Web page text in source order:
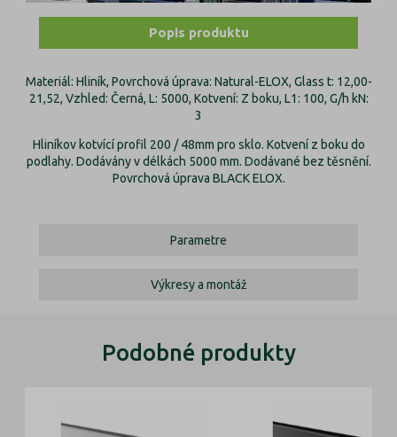
Popis produktu
Materiál: Hliník, Povrchová úprava: Natural-ELOX, Glass t: 12,00-
21,52, Vzhled: Černá, L: 5000, Kotvení: Z boku, L1: 100, G/h kN:
3
Hliníkov kotvící profil 200 / 48mm pro sklo. Kotvení z boku do
podlahy. Dodávány v délkách 5000 mm. Dodávané bez těsnění.
Povrchová úprava BLACK ELOX.
Parametre
Výkresy a montáž
Podobné produkty